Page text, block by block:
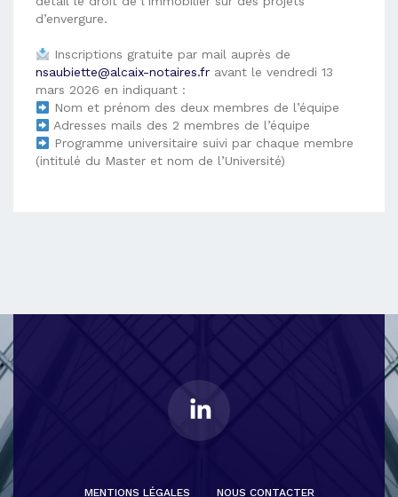
d’envergure.
Inscriptions gratuite par mail auprès de
nsaubiette@alcaix-notaires.fr avant le vendredi 13
mars 2026 en indiquant :
Nom et prénom des deux membres de l’équipe
Adresses mails des 2 membres de l’équipe
Programme universitaire suivi par chaque membre
(intitulé du Master et nom de l’Université)
MENTIONS LÉGALES NOUS CONTACTER